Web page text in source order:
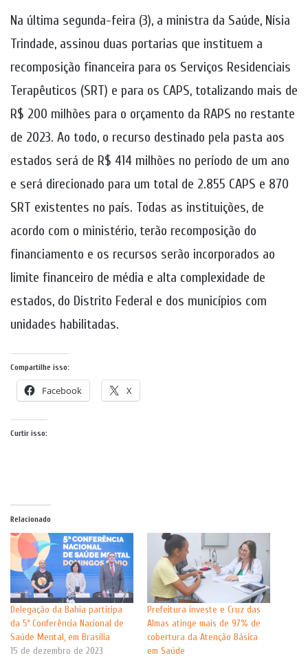
Na última segunda-feira (3), a ministra da Saúde, Nísia
Trindade, assinou duas portarias que instituem a
recomposição financeira para os Serviços Residenciais
Terapêuticos (SRT) e para os CAPS, totalizando mais de
R$ 200 milhões para o orçamento da RAPS no restante
de 2023. Ao todo, o recurso destinado pela pasta aos
estados será de R$ 414 milhões no período de um ano
e será direcionado para um total de 2.855 CAPS e 870
SRT existentes no país. Todas as instituições, de
acordo com o ministério, terão recomposição do
financiamento e os recursos serão incorporados ao
limite financeiro de média e alta complexidade de
estados, do Distrito Federal e dos municípios com
unidades habilitadas.
Compartilhe isso:
Facebook X
Curtir isso:
Relacionado
Delegação da Bahia participa
da 5ª Conferência Nacional de
Saúde Mental, em Brasília
15 de dezembro de 2023
Prefeitura investe e Cruz das
Almas atinge mais de 97% de
cobertura da Atenção Básica
em Saúde